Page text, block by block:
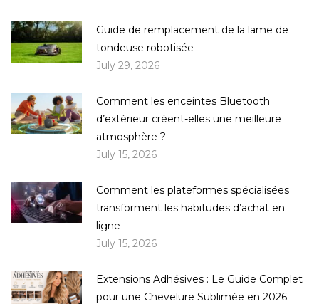
Guide de remplacement de la lame de
tondeuse robotisée
July 29, 2026
Comment les enceintes Bluetooth
d’extérieur créent-elles une meilleure
atmosphère ?
July 15, 2026
Comment les plateformes spécialisées
transforment les habitudes d’achat en
ligne
July 15, 2026
Extensions Adhésives : Le Guide Complet
pour une Chevelure Sublimée en 2026